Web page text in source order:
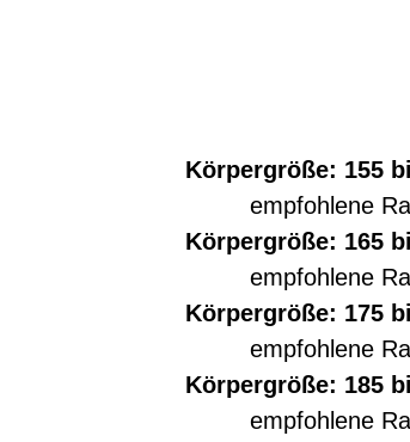
Körpergröße: 155
empfohlene
Körpergröße: 165
empfohlene
Körpergröße: 175
empfohlene
Körpergröße: 185
empfohlene